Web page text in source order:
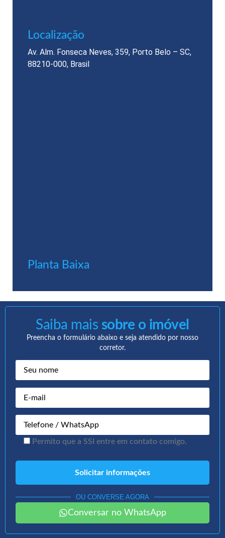
Localização​
Av. Alm. Fonseca Neves, 359, Porto Belo – SC,
88210-000, Brasil
Planta Baixa
Saiba mais sobre o imóvel
Preencha o formulário abaixo e seja atendido por nosso
corretor.
Permito que a SSI entre em contato comigo.
OU CONVERSE AGORA
Conversar no WhatsApp